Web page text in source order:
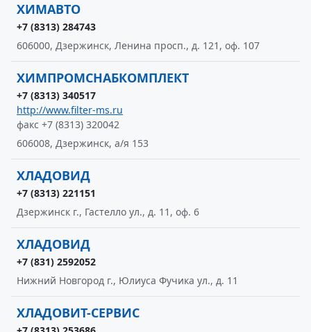
ХИМАВТО
+7 (8313) 284743
606000, Дзержинск, Ленина просп., д. 121, оф. 107
ХИМПРОМСНАБКОМПЛЕКТ
+7 (8313) 340517
http://www.filter-ms.ru
факс +7 (8313) 320042
606008, Дзержинск, а/я 153
ХЛАДОВИД
+7 (8313) 221151
Дзержинск г., Гастелло ул., д. 11, оф. 6
ХЛАДОВИД
+7 (831) 2592052
Нижний Новгород г., Юлиуса Фучика ул., д. 11
ХЛАДОВИТ-СЕРВИС